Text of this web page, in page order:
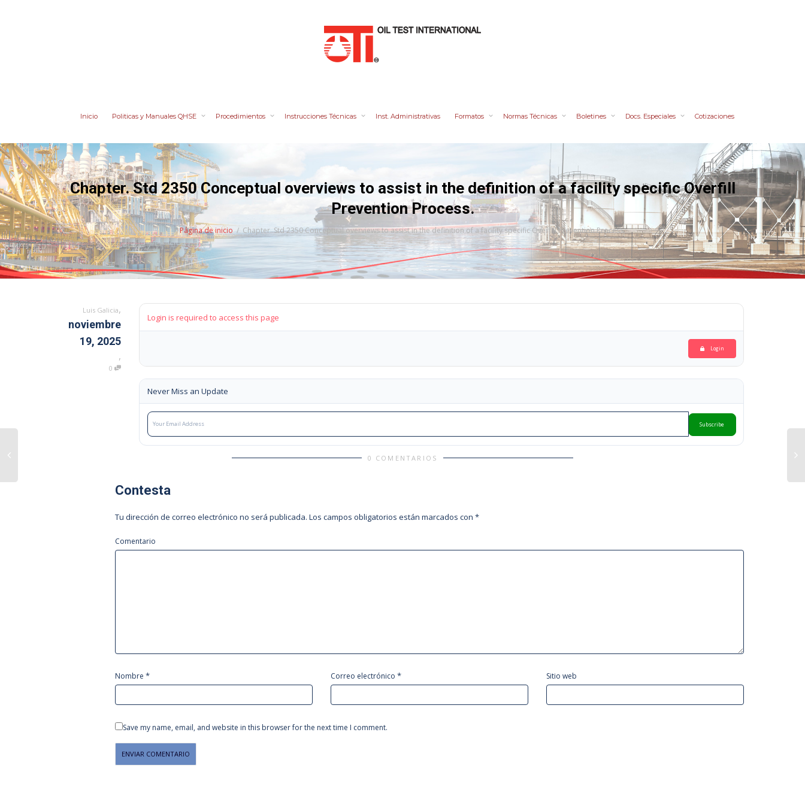
Inicio Politicas y Manuales QHSE Procedimientos Instrucciones Técnicas Inst. Administrativas Formatos Normas Técnicas Boletines Docs. Especiales Cotizaciones
Chapter. Std 2350 Conceptual overviews to assist in the definition of a facility specific Overfill
Prevention Process.
Página de inicio Chapter. Std 2350 Conceptual overviews to assist in the definition of a facility specific Overfill Prevention Process.
Luis Galicia,
noviembre
19, 2025
,
0
Login is required to access this page
Login
Never Miss an Update
Subscribe
0 COMENTARIOS
Contesta
Tu dirección de correo electrónico no será publicada. Los campos obligatorios están marcados con *
Comentario
Nombre * Correo electrónico * Sitio web
Save my name, email, and website in this browser for the next time I comment.